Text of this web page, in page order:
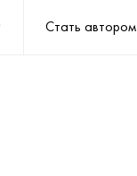
Стать автором